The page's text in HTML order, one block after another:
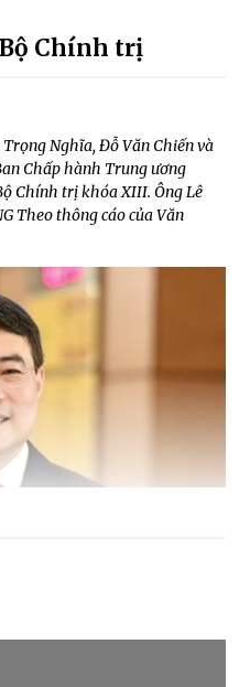
Chính trị
Nghĩa, Đỗ Văn Chiến và
Chấp hành Trung ương
Chính trị khóa XIII. Ông Lê
Theo thông cáo của Văn